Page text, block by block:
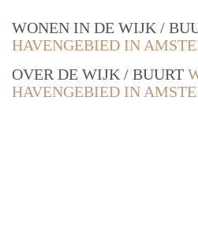
WONEN IN DE WIJK /
HAVENGEBIED IN
OVER DE WIJK / BUURT
HAVENGEBIED IN